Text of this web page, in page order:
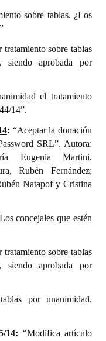
sobre tablas. ¿Los
sobre tablas
siendo aprobada por
el tratamiento
14”.
: “Aceptar la donación
SRL”. Autora:
Eugenia Martini.
Rubén Fernández;
Natapof y Cristina
concejales que estén
sobre tablas
siendo aprobada por
por unanimidad.
14: “Modifica artículo